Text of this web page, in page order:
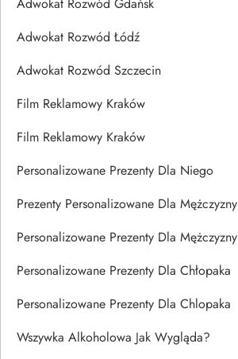
Adwokat Rozwód Łódź
Adwokat Rozwód Szczecin
Film Reklamowy Kraków
Film Reklamowy Kraków
Personalizowane Prezenty Dla Niego
Prezenty Personalizowane Dla Mężczyzny
Personalizowane Prezenty Dla Mężczyzny
Personalizowane Prezenty Dla Chłopaka
Personalizowane Prezenty Dla Chlopaka
Wszywka Alkoholowa Jak Wygląda?